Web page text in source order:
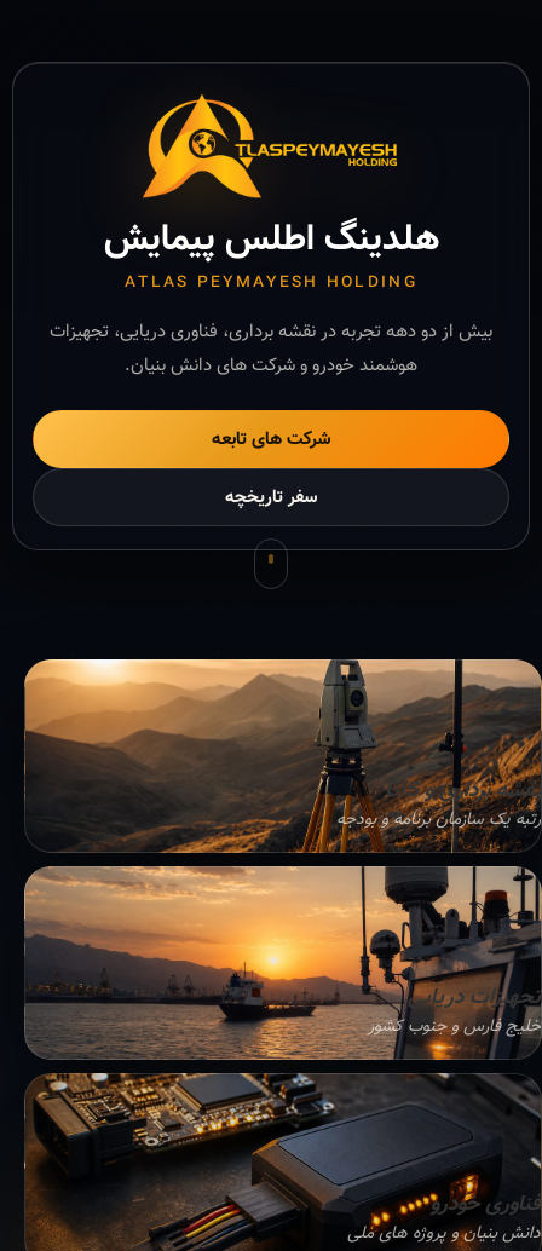
هلدینگ اطلس پیمایش
ATLAS PEYMAYESH HOLDING
بیش از دو دهه تجربه در نقشه برداری، فناوری دریایی، تجهیزات
هوشمند خودرو و شرکت های دانش بنیان.
شرکت های تابعه
سفر تاریخچه
نقشه برداری و GIS
رتبه یک سازمان برنامه و بودجه
تجهیزات دریایی
خلیج فارس و جنوب کشور
فناوری خودرو
دانش بنیان و پروژه های ملی